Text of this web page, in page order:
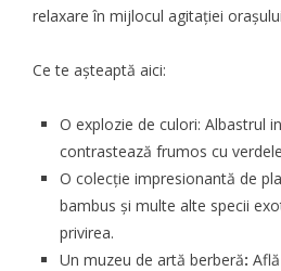
relaxare în mijlocul agitației
Ce te așteaptă aici:
O explozie de culori: Albastrul
contrastează frumos cu
O colecție impresionantă de
bambus și multe alte specii
privirea.
Un muzeu de artă berberă: